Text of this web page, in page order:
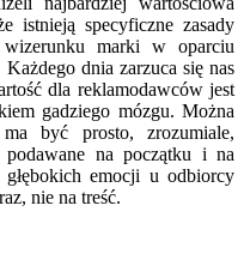
istnieją specyficzne zasady
marki w oparciu
Każdego dnia zarzuca się nas
dla reklamodawców jest
gadziego mózgu. Można
być prosto, zrozumiale,
na początku i na
emocji u odbiorcy
nie na treść.